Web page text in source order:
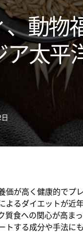
動物
太平
が高く健康的でプ
るダイエットが近
食への関心が高ま
する成分や手法に